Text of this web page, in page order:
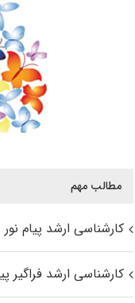
مطالب مهم
کارشناسی ارشد پیام نور
کارشناسی ارشد فراگیر